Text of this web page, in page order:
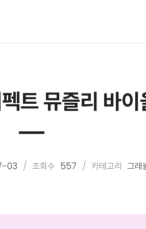
트 뮤즐리 바
03 조회수 557 카테고리 그래